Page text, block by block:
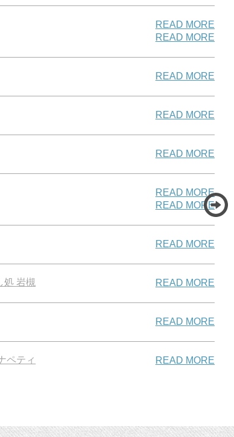
READ MORE
READ MORE
READ MORE
READ MORE
READ MORE
READ MORE
READ MORE
READ MORE
処 岩槻 READ MORE
READ MORE
ペティ READ MORE